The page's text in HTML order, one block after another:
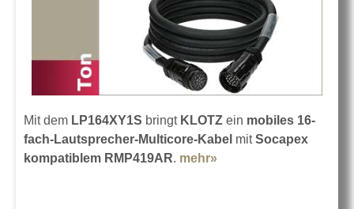
Mit dem LP164XY1S bringt KLOTZ ein mobiles 16-
fach-Lautsprecher-Multicore-Kabel mitSocapex
kompatiblem RMP419AR. mehr»